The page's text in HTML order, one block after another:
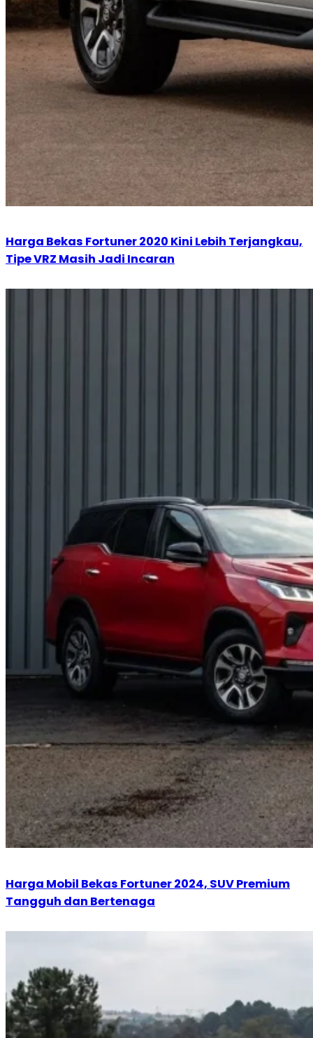
Harga Bekas Fortuner 2020 Kini Lebih Terjangkau,
Tipe VRZ Masih Jadi Incaran
Harga Mobil Bekas Fortuner 2024, SUV Premium
Tangguh dan Bertenaga